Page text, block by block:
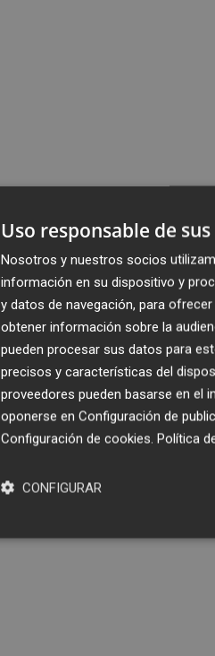
Uso responsable de
Nosotros y nuestros socios
información en su dispositivo y
y datos de navegación, para
obtener información sobre la
pueden procesar sus datos para
precisos y características del
proveedores pueden basarse en el
oponerse en Configuración de
Configuración de cookies. Política
CONFIGURAR